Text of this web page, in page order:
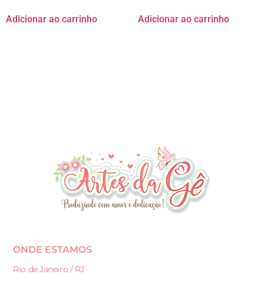
Adicionar ao carrinho Adicionar ao carrinho
ONDE ESTAMOS
Rio de Janeiro / RJ